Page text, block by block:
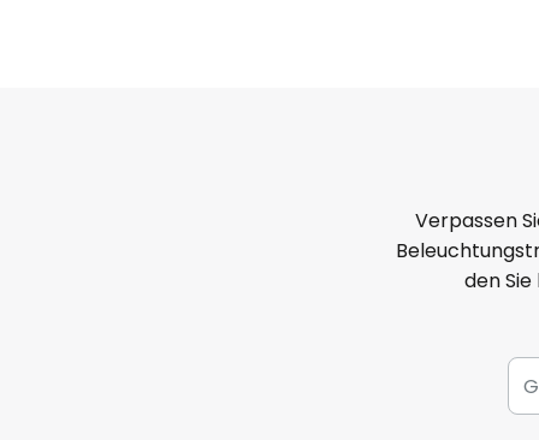
Verpassen
den